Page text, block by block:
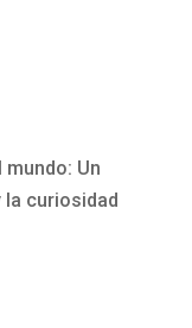
Un
la curiosidad